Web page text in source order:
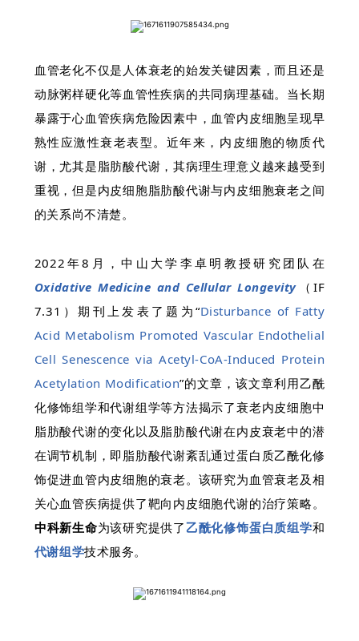
血管老化不仅是人体衰老的始发关键因素，而且还是
动脉粥样硬化等血管性疾病的共同病理基础。当长期
暴露于心血管疾病危险因素中，血管内皮细胞呈现早
熟性应激性衰老表型。近年来，内皮细胞的物质代
谢，尤其是脂肪酸代谢，其病理生理意义越来越受到
重视，但是内皮细胞脂肪酸代谢与内皮细胞衰老之间
的关系尚不清楚。
2022年8月，中山大学李卓明教授研究团队在
Oxidative Medicine and Cellular Longevity （IF
7.31）期刊上发表了题为“Disturbance of Fatty
Acid Metabolism Promoted Vascular Endothelial
Cell Senescence via Acetyl-CoA-Induced Protein
Acetylation Modification”的文章，该文章利用乙酰
化修饰组学和代谢组学等方法揭示了衰老内皮细胞中
脂肪酸代谢的变化以及脂肪酸代谢在内皮衰老中的潜
在调节机制，即脂肪酸代谢紊乱通过蛋白质乙酰化修
饰促进血管内皮细胞的衰老。该研究为血管衰老及相
关心血管疾病提供了靶向内皮细胞代谢的治疗策略。
中科新生命为该研究提供了乙酰化修饰蛋白质组学和
代谢组学技术服务。